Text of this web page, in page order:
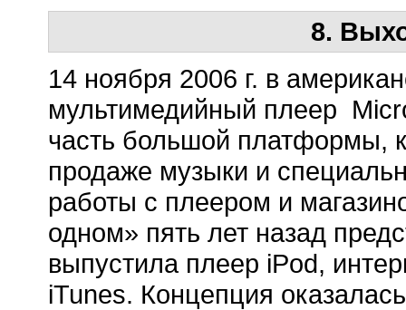
8.
14 ноября 2006 г. в
мультимедийный плеер
часть большой платформы,
продаже музыки и
работы с плеером и
одном» пять лет назад
выпустила плеер iPod,
iTunes. Концепция